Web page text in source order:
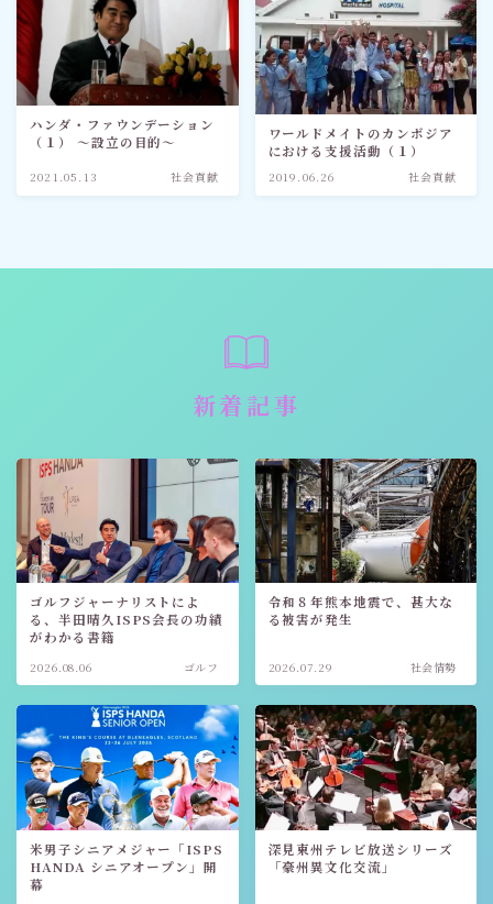
ワールドメイト
神道・宗教
ハンダ・ファウンデーション
（１） 〜設立の目的〜
2021.05.13 社会貢献
ワールドメイトのカンボジア
における支援活動（１）
2019.06.26 社会貢献
新着記事
ゴルフジャーナリストによ
る、半田晴久ISPS会長の功績
がわかる書籍
2026.08.06 ゴルフ
令和８年熊本地震で、甚大な
る被害が発生
2026.07.29 社会情勢
米男子シニアメジャー「ISPS
HANDA シニアオープン」開
幕
深見東州テレビ放送シリーズ
「豪州異文化交流」